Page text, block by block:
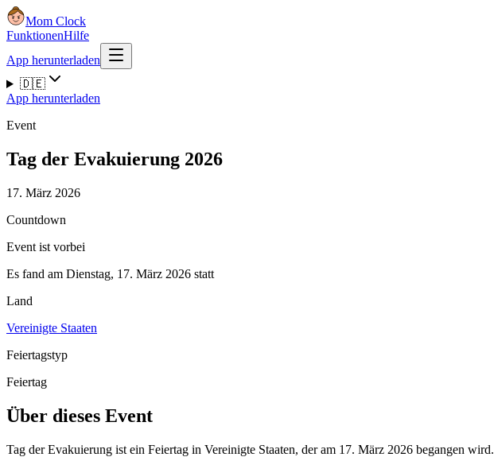
Mom Clock
FunktionenHilfe
App herunterladen
🇩🇪
App herunterladen
Event
Tag der Evakuierung 2026
17. März 2026
Countdown
Event ist vorbei
Es fand am Dienstag, 17. März 2026 statt
Land
Vereinigte Staaten
Feiertagstyp
Feiertag
Über dieses Event
Tag der Evakuierung ist ein Feiertag in Vereinigte Staaten, der am 17. März 2026 begangen wird.